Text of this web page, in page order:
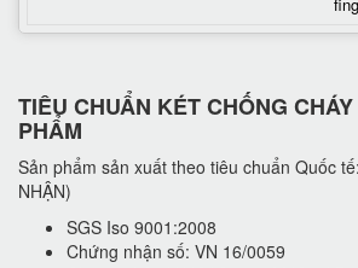
TIÊU CHUẨN KÉT CHỐNG
PHẨM
Sản phẩm sản xuất theo tiêu chuẩn Quốc
NHẬN)
SGS Iso 9001:2008
Chứng nhận số: VN 16/0059